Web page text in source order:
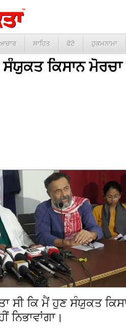
ਸਾਹਿਤ ਫੋਟੋ ਹੁਕਮਨਾਮਾ
ਕਿਸਾਨ ਮੋਰਚਾ
ਸੀ ਕਿ ਮੈਂ ਹੁਣ ਸੰਯੁਕਤ
ਨਿਭਾਵਾਂਗਾ।